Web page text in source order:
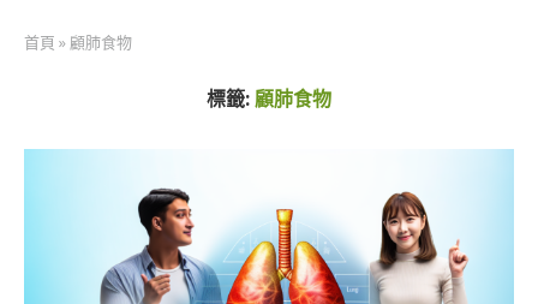
首頁 » 顧肺食物
標籤:顧肺食物